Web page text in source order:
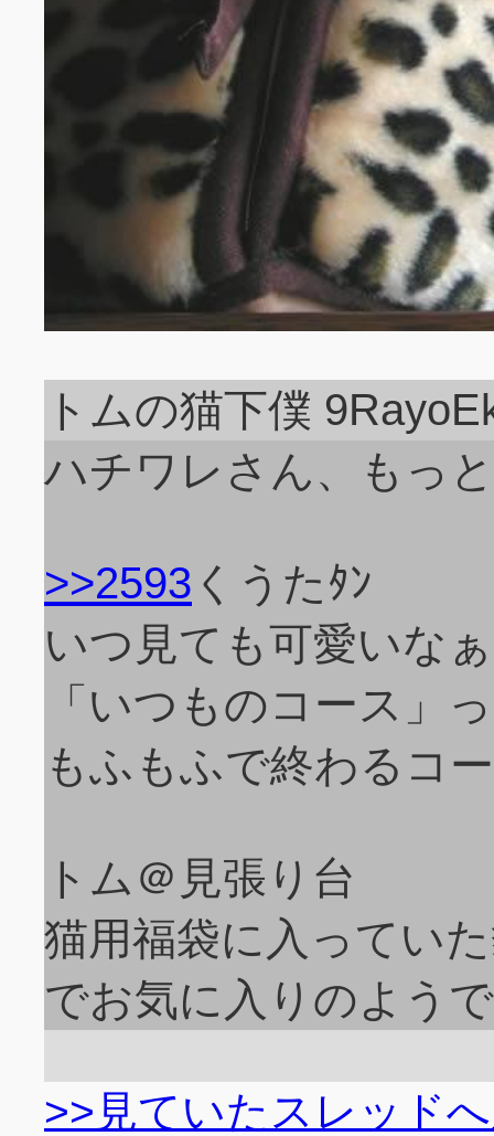
トムの猫下僕
ハチワレさん、もっ
>>2593 くうたﾀﾝ
いつ見ても可愛いな
「いつものコース」
もふもふで終わるコ
トム＠見張り台
猫用福袋に入ってい
でお気に入りのよう
>>見ていたスレッド